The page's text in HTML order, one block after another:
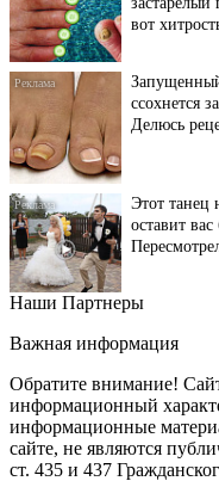
вот хитрость
ссохнется
Делюсь
оставит
Ролик
шоке от
Ролик из
будете
Наши Партнеры
Важная информация
Обратите внимание!
информационный
информационные
сайте, не являются
ст. 435 и 437